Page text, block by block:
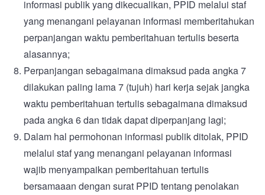
informasi publik yang dikecualikan, PPID melalui staf
yang menangani pelayanan informasi memberitahukan
perpanjangan waktu pemberitahuan tertulis beserta
alasannya;
Perpanjangan sebagaimana dimaksud pada angka 7
dilakukan paling lama 7 (tujuh) hari kerja sejak jangka
waktu pemberitahuan tertulis sebagaimana dimaksud
pada angka 6 dan tidak dapat diperpanjang lagi;
Dalam hal permohonan informasi publik ditolak, PPID
melalui staf yang menangani pelayanan informasi
wajib menyampaikan pemberitahuan tertulis
bersamaaan dengan surat PPID tentang penolakan